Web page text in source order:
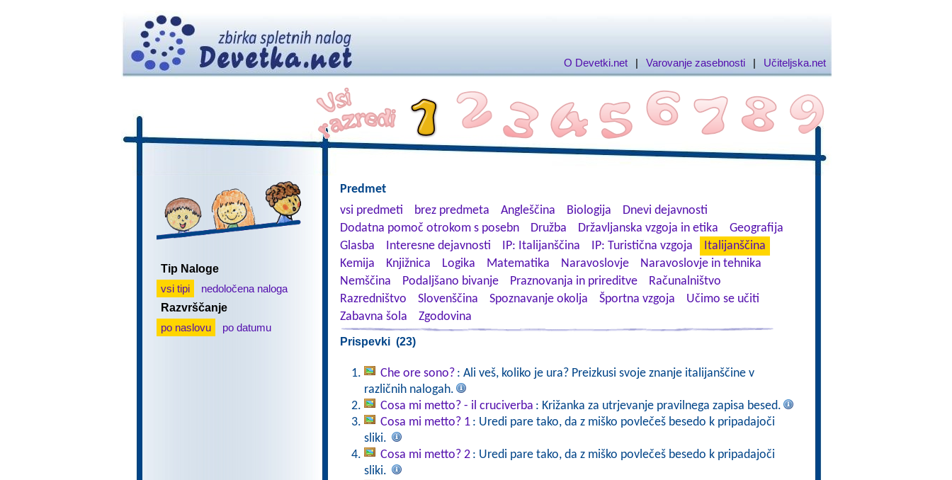
O Devetki.net | Varovanje zasebnosti | Učiteljska.net
Tip Naloge
vsi tipi
nedoločena naloga
Razvrščanje
po naslovu
po datumu
Predmet
vsi predmeti
brez predmeta Angleščina Biologija
Dnevi dejavnosti
Dodatna pomoč otrokom s posebn
Družba Državljanska vzgoja in etika
Geografija
Glasba
Interesne dejavnosti IP: Italijanščina IP: Turistična vzgoja
Italijanščina
Kemija
Knjižnica Logika Matematika Naravoslovje
Naravoslovje in tehnika
Nemščina
Podaljšano bivanje Praznovanja in prireditve
Računalništvo
Razredništvo
Slovenščina Spoznavanje okolja Športna vzgoja
Učimo se učiti
Zabavna šola
Zgodovina
Prispevki (23)
Che ore sono? : Ali veš, koliko je ura? Preizkusi svoje znanje italijanščine v
različnih nalogah.
Cosa mi metto? - il cruciverba : Križanka za utrjevanje pravilnega zapisa besed.
Cosa mi metto? 1 : Uredi pare tako, da z miško povlečeš besedo k pripadajoči
sliki.
Cosa mi metto? 2 : Uredi pare tako, da z miško povlečeš besedo k pripadajoči
sliki.